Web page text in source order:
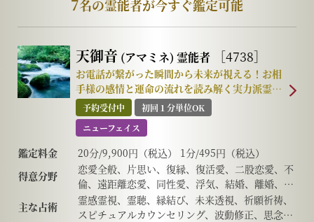
7名の霊能者が今すぐ鑑定可能
天御音 (アマミネ) 霊能者 ［4738］
お電話が繋がった瞬間から未来が視える！お相
手様の感情と運命の流れを読み解く実力派霊能
者予約受付中
初回１分単位OK
ニューフェイス
鑑定料金
20分/9,900円（税込） 1分/495円（税込）
得意分野
恋愛全般、片思い、復縁、復活愛、二股恋愛、不
倫、遠距離恋愛、同性愛、浮気、結婚、離婚、夫
婦問題、家庭/家族問題、親子、育児、教育、引
っ越し、仕事全般、適職、経営、進路、人間関
主な占術
霊感霊視、霊聴、縁結び、未来透視、祈願祈祷、
スピチュアルカウンセリング、波動修正、思念伝